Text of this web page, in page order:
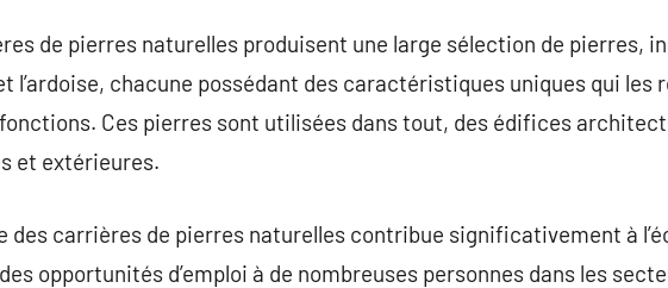
de pierres naturelles produisent une large sélection de pierres,
l’ardoise, chacune possédant des caractéristiques uniques qui les
Ces pierres sont utilisées dans tout, des édifices
et extérieures.
des carrières de pierres naturelles contribue significativement à
opportunités d’emploi à de nombreuses personnes dans les